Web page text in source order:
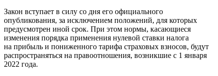
Закон вступает в силу со дня его официального
опубликования, за исключением положений, для которых
предусмотрен иной срок. При этом нормы, касающиеся
изменения порядка применения нулевой ставки налога
на прибыль и пониженного тарифа страховых взносов, будут
распространяться на правоотношения, возникшие с 1 января
2022 года.